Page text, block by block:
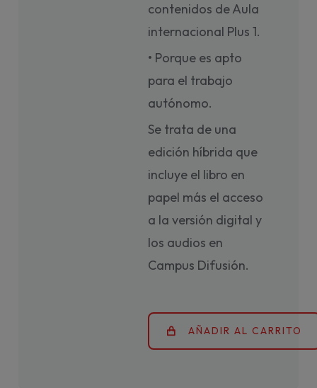
contenidos de Aula
internacional Plus 1.
• Porque es apto
para el trabajo
autónomo.
Se trata de una
edición híbrida que
incluye el libro en
papel más el acceso
a la versión digital y
los audios en
Campus Difusión.
AÑADIR AL CARRITO